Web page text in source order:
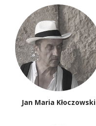
Jan Maria Kłoczowski